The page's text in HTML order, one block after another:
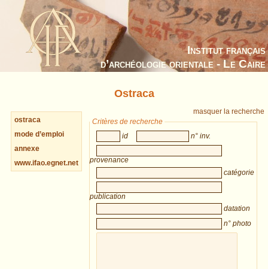
Institut français
d’archéologie orientale - Le Caire
Ostraca
ostraca
mode d’emploi
annexe
www.ifao.egnet.net
masquer la recherche
Critères de recherche
id
n° inv.
provenance
catégorie
publication
datation
n° photo